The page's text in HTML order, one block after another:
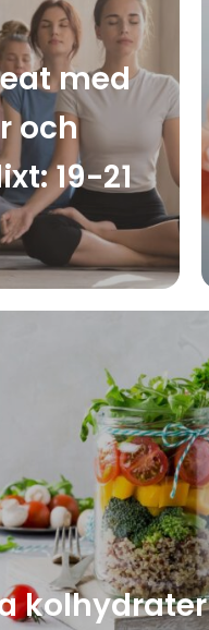
med
och
19-21
kolhydrater